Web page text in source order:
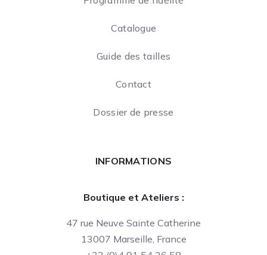
Catalogue
Guide des tailles
Contact
Dossier de presse
INFORMATIONS
Boutique et Ateliers :
47 rue Neuve Sainte Catherine
13007 Marseille, France